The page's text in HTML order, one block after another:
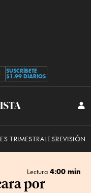
SUSCRÍBETE
$1.99 DIARIOS
TRIMESTRALESREVISIÓN
Lectura 4:00 min
por